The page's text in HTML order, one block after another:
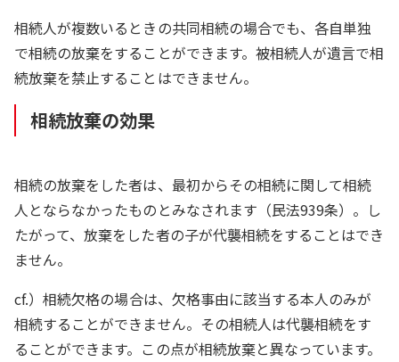
相続人が複数いるときの共同相続の場合でも、各自単独
で相続の放棄をすることができます。被相続人が遺言で相
続放棄を禁止することはできません。
相続放棄の効果
相続の放棄をした者は、最初からその相続に関して相続
人とならなかったものとみなされます（民法939条）。し
たがって、放棄をした者の子が代襲相続をすることはでき
ません。
cf.）相続欠格の場合は、欠格事由に該当する本人のみが
相続することができません。その相続人は代襲相続をす
ることができます。この点が相続放棄と異なっています。